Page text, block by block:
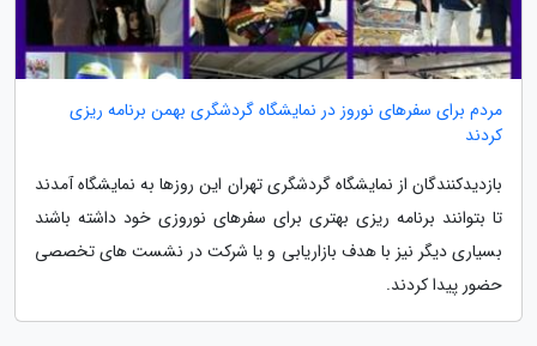
مردم برای سفرهای نوروز در نمایشگاه گردشگری بهمن برنامه ریزی
کردند
بازدیدکنندگان از نمایشگاه گردشگری تهران این روزها به نمایشگاه آمدند
تا بتوانند برنامه ریزی بهتری برای سفرهای نوروزی خود داشته باشند
بسیاری دیگر نیز با هدف بازاریابی و یا شرکت در نشست های تخصصی
حضور پیدا کردند.